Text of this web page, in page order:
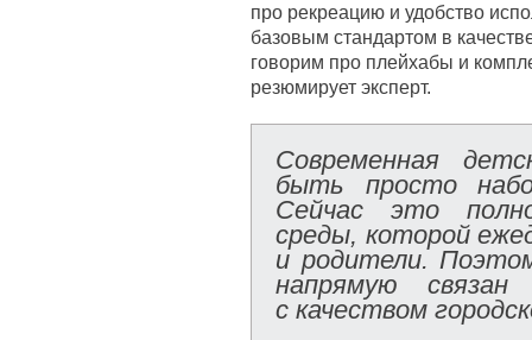
про рекреацию и удобство
базовым стандартом в
говорим про плейхабы и
резюмирует эксперт.
Современная
быть просто
Сейчас это
среды, которой
и родители.
напрямую
с качеством